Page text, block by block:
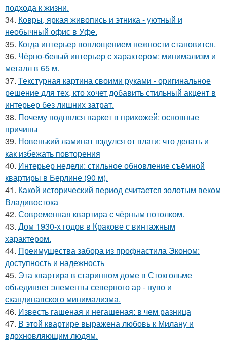
подхода к жизни.
34. Ковры, яркая живопись и этника - уютный и
необычный офис в Уфе.
35. Когда интерьер воплощением нежности становится.
36. Чёрно-белый интерьер с характером: минимализм и
металл в 65 м.
37. Текстурная картина своими руками - оригинальное
решение для тех, кто хочет добавить стильный акцент в
интерьер без лишних затрат.
38. Почему поднялся паркет в прихожей: основные
причины
39. Новенький ламинат вздулся от влаги: что делать и
как избежать повторения
40. Интерьер недели: стильное обновление съёмной
квартиры в Берлине (90 м).
41. Какой исторический период считается золотым веком
Владивостока
42. Современная квартира с чёрным потолком.
43. Дом 1930-х годов в Кракове с винтажным
характером.
44. Преимущества забора из профнастила Эконом:
доступность и надежность
45. Эта квартира в старинном доме в Стокгольме
объединяет элементы северного ар - нуво и
скандинавского минимализма.
46. Известь гашеная и негашеная: в чем разница
47. В этой квартире выражена любовь к Милану и
вдохновляющим людям.